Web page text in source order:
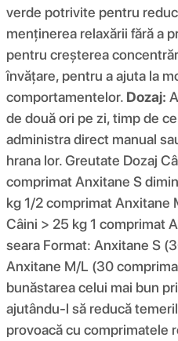
verde potrivite pentru
menținerea relaxării fără a
pentru creșterea
învățare, pentru a ajuta la
comportamentelor. Dozaj:
de două ori pe zi, timp de
administra direct manual
hrana lor. Greutate Dozaj
comprimat Anxitane S
kg 1/2 comprimat Anxitane
Câini > 25 kg 1 comprimat
seara Format: Anxitane S
Anxitane M/L (30
bunăstarea celui mai bun
ajutându-l să reducă
provoacă cu comprimatele